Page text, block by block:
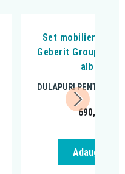
Set mobilier si
Geberit Group,
alb lucios
DULAPURI PENTRU
690,02
Adauga in